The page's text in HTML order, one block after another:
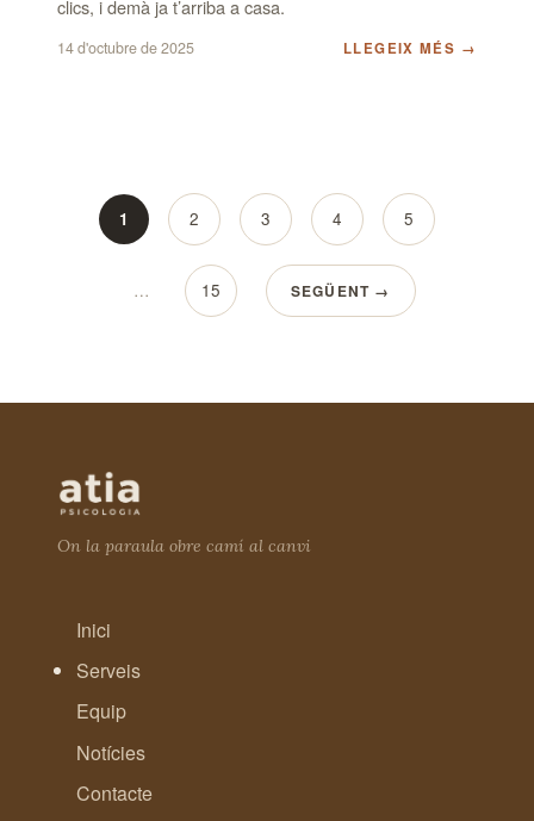
clics, i demà ja t’arriba a casa.
14 d'octubre de 2025 LLEGEIX MÉS →
Pagination
1 2 3 4 5
… 15 SEGÜENT →
On la paraula obre camí al canvi
Inici
Serveis
Equip
Notícies
Contacte